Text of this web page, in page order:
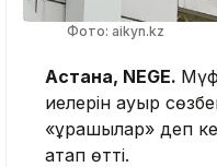
Фото: aikyn.kz
Астана, NEGE.
иелерін ауыр
«ұрғашылар» деп
атап өтті.